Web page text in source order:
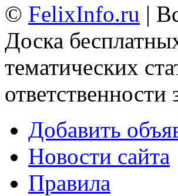
© FelixInfo.ru |
Доска
тематических
Добавить
Новости сайта
Правила